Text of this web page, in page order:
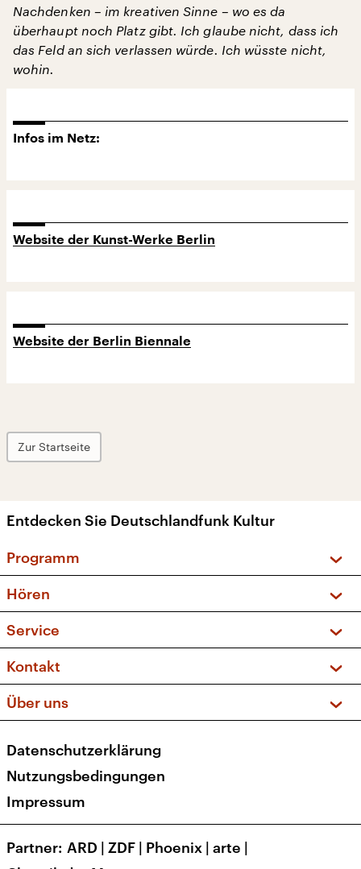
Nachdenken – im kreativen Sinne – wo es da
überhaupt noch Platz gibt. Ich glaube nicht, dass ich
das Feld an sich verlassen würde. Ich wüsste nicht,
wohin.
Infos im Netz:
Website der Kunst-Werke Berlin
Website der Berlin Biennale
Zur Startseite
Entdecken Sie Deutschlandfunk Kultur
Programm
Sendungen und Podcasts
Musikliste
Kakadu – Das Kinderprogramm
Hören
Frequenzen (UKW + DAB+)
Service
FAQ
Apps
Newsletter
Veranstaltungen
Kontakt
Social Media
Über uns
Presse
Karriere
Transparenz
Datenschutzerklärung
Nutzungsbedingungen
Impressum
Partner ARD | ZDF | Phoenix | arte |